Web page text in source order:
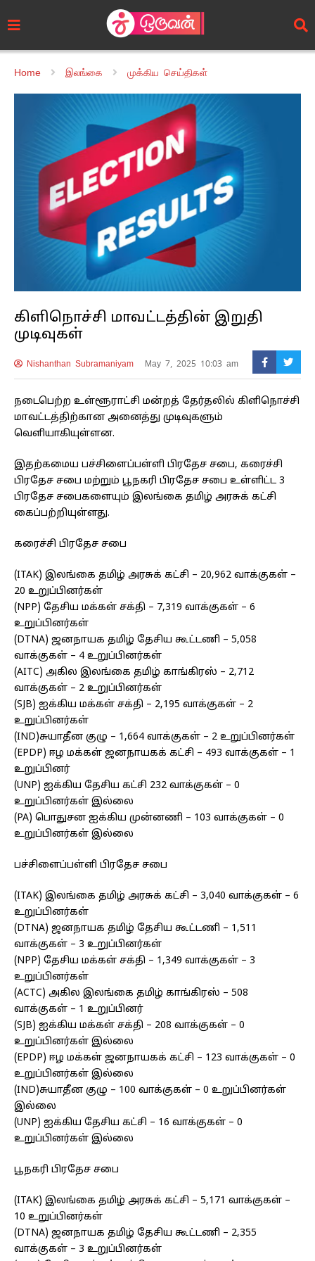
Home இலங்கை முக்கிய செய்திகள்
கிளிநொச்சி மாவட்டத்தின் இறுதி
முடிவுகள்
Nishanthan Subramaniyam May 7, 2025 10:03 am
நடைபெற்ற உள்ளூராட்சி மன்றத் தேர்தலில் கிளிநொச்சி
மாவட்டத்திற்கான அனைத்து முடிவுகளும்
வௌியாகியுள்ளன.
இதற்கமைய பச்சிளைப்பள்ளி பிரதேச சபை, கரைச்சி
பிரதேச சபை மற்றும் பூநகரி பிரதேச சபை உள்ளிட்ட 3
பிரதேச சபைகளையும் இலங்கை தமிழ் அரசுக் கட்சி
கைப்பற்றியுள்ளது.
கரைச்சி பிரதேச சபை
(ITAK) இலங்கை தமிழ் அரசுக் கட்சி – 20,962 வாக்குகள் –
20 உறுப்பினர்கள்
(NPP) தேசிய மக்கள் சக்தி – 7,319 வாக்குகள் – 6
உறுப்பினர்கள்
(DTNA) ஜனநாயக தமிழ் தேசிய கூட்டணி – 5,058
வாக்குகள் – 4 உறுப்பினர்கள்
(AITC) அகில இலங்கை தமிழ் காங்கிரஸ் – 2,712
வாக்குகள் – 2 உறுப்பினர்கள்
(SJB) ஐக்கிய மக்கள் சக்தி – 2,195 வாக்குகள் – 2
உறுப்பினர்கள்
(IND)சுயாதீன குழு – 1,664 வாக்குகள் – 2 உறுப்பினர்கள்
(EPDP) ஈழ மக்கள் ஜனநாயகக் கட்சி – 493 வாக்குகள் – 1
உறுப்பினர்
(UNP) ஐக்கிய தேசிய கட்சி 232 வாக்குகள் – 0
உறுப்பினர்கள் இல்லை
(PA) பொதுசன ஐக்கிய முன்னணி – 103 வாக்குகள் – 0
உறுப்பினர்கள் இல்லை
பச்சிளைப்பள்ளி பிரதேச சபை
(ITAK) இலங்கை தமிழ் அரசுக் கட்சி – 3,040 வாக்குகள் – 6
உறுப்பினர்கள்
(DTNA) ஜனநாயக தமிழ் தேசிய கூட்டணி – 1,511
வாக்குகள் – 3 உறுப்பினர்கள்
(NPP) தேசிய மக்கள் சக்தி – 1,349 வாக்குகள் – 3
உறுப்பினர்கள்
(ACTC) அகில இலங்கை தமிழ் காங்கிரஸ் – 508
வாக்குகள் – 1 உறுப்பினர்
(SJB) ஐக்கிய மக்கள் சக்தி – 208 வாக்குகள் – 0
உறுப்பினர்கள் இல்லை
(EPDP) ஈழ மக்கள் ஜனநாயகக் கட்சி – 123 வாக்குகள் – 0
உறுப்பினர்கள் இல்லை
(IND)சுயாதீன குழு – 100 வாக்குகள் – 0 உறுப்பினர்கள்
இல்லை
(UNP) ஐக்கிய தேசிய கட்சி – 16 வாக்குகள் – 0
உறுப்பினர்கள் இல்லை
பூநகரி பிரதேச சபை
(ITAK) இலங்கை தமிழ் அரசுக் கட்சி – 5,171 வாக்குகள் –
10 உறுப்பினர்கள்
(DTNA) ஜனநாயக தமிழ் தேசிய கூட்டணி – 2,355
வாக்குகள் – 3 உறுப்பினர்கள்